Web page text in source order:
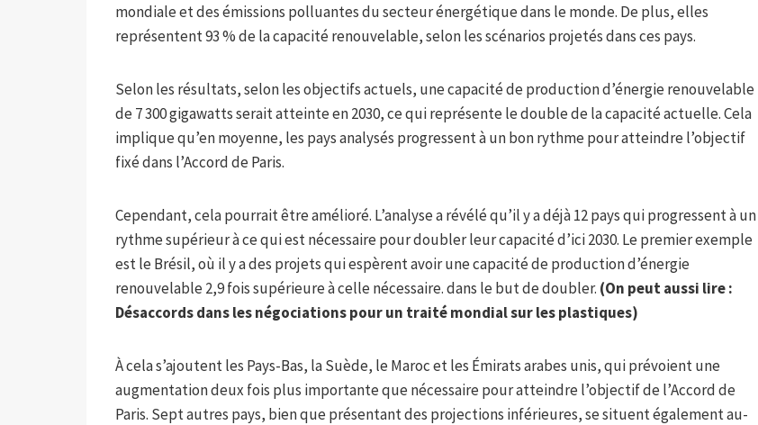
mondiale et des émissions polluantes du secteur énergétique dans le monde. De plus, elles
représentent 93 % de la capacité renouvelable, selon les scénarios projetés dans ces pays.
Selon les résultats, selon les objectifs actuels, une capacité de production d’énergie renouvelable
de 7 300 gigawatts serait atteinte en 2030, ce qui représente le double de la capacité actuelle. Cela
implique qu’en moyenne, les pays analysés progressent à un bon rythme pour atteindre l’objectif
fixé dans l’Accord de Paris.
Cependant, cela pourrait être amélioré. L’analyse a révélé qu’il y a déjà 12 pays qui progressent à un
rythme supérieur à ce qui est nécessaire pour doubler leur capacité d’ici 2030. Le premier exemple
est le Brésil, où il y a des projets qui espèrent avoir une capacité de production d’énergie
renouvelable 2,9 fois supérieure à celle nécessaire. dans le but de doubler. (On peut aussi lire :
Désaccords dans les négociations pour un traité mondial sur les plastiques)
À cela s’ajoutent les Pays-Bas, la Suède, le Maroc et les Émirats arabes unis, qui prévoient une
augmentation deux fois plus importante que nécessaire pour atteindre l’objectif de l’Accord de
Paris. Sept autres pays, bien que présentant des projections inférieures, se situent également au-